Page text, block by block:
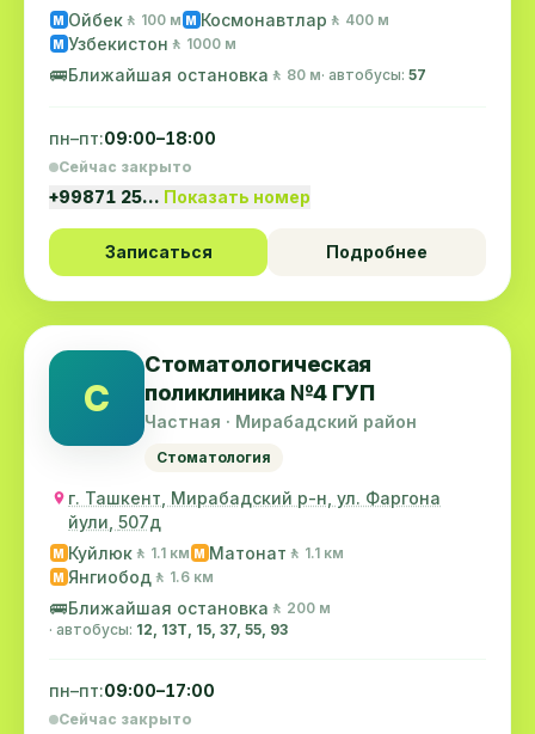
ст.м. "...
M Ойбек 🚶 100 м M Космонавтлар 🚶 400 м
M Узбекистон 🚶 1000 м
🚌Ближайшая остановка 🚶 80 м· автобусы: 57
пн–пт:09:00–18:00
Сейчас закрыто
+99871 25… Показать номер
Записаться Подробнее
С
Стоматологическая
поликлиника №4 ГУП
Частная · Мирабадский район
Стоматология
г. Ташкент, Мирабадский р-н, ул. Фаргона
йули, 507д
M Куйлюк 🚶 1.1 км M Матонат 🚶 1.1 км
M Янгиобод 🚶 1.6 км
🚌Ближайшая остановка 🚶 200 м
· автобусы: 12, 13Т, 15, 37, 55, 93
пн–пт:09:00–17:00
Сейчас закрыто